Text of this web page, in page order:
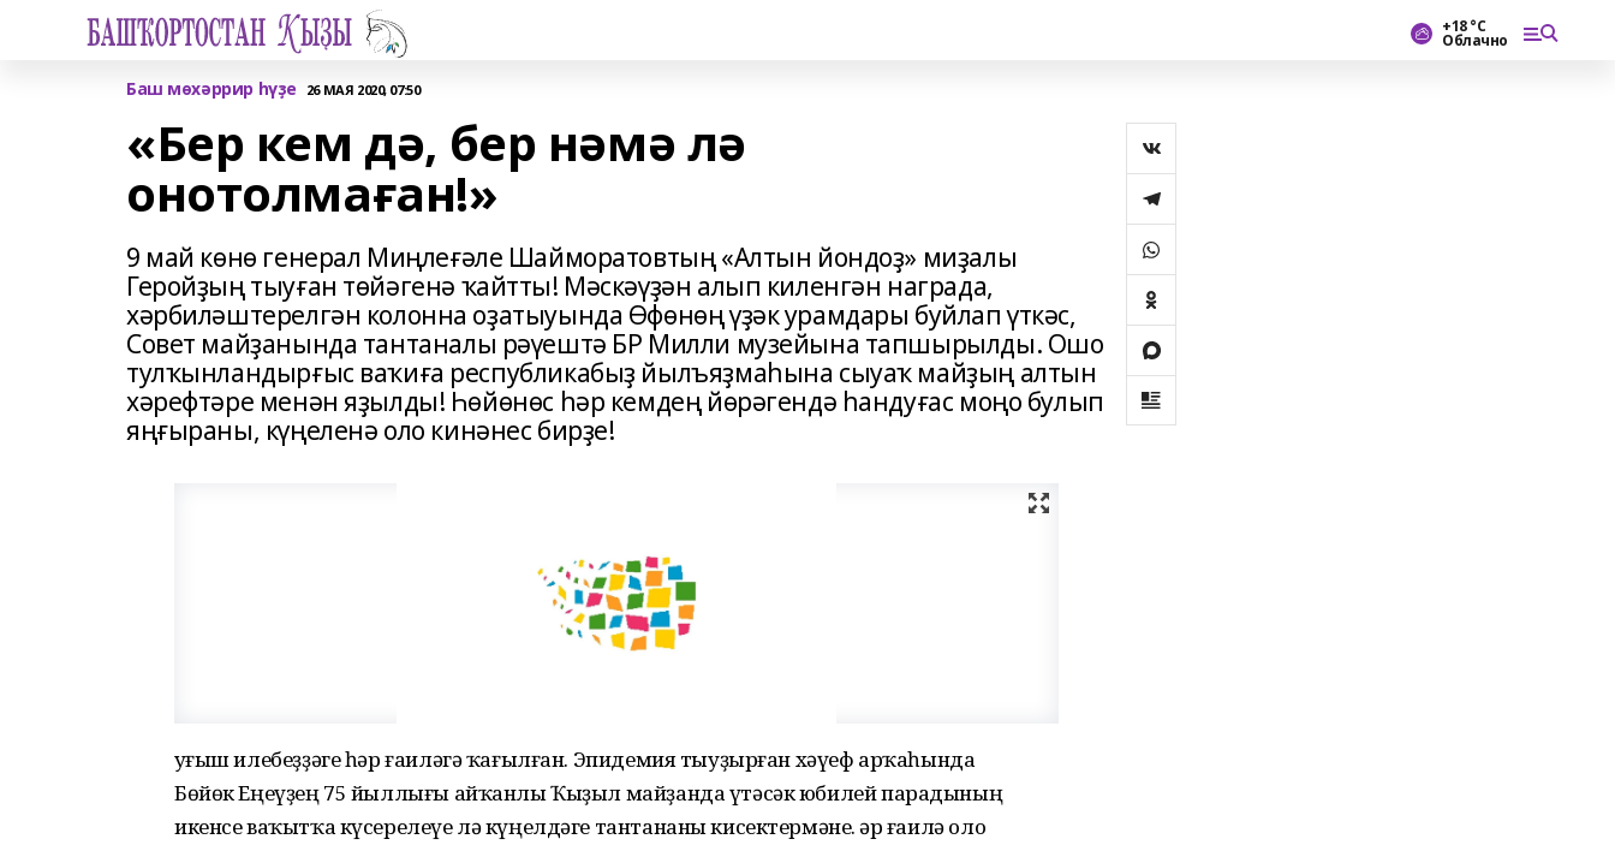
+18 °С
Облачно
Баш мөхәррир һүҙе 26 МАЯ 2020, 07:50
«Бер кем дә, бер нәмә лә
онотолмаған!»
9 май көнө генерал Миңлеғәле Шайморатовтың «Алтын йондоҙ» миҙалы
Геройҙың тыуған төйәгенә ҡайтты! Мәскәүҙән алып киленгән награда,
хәрбиләштерелгән колонна оҙатыуында Өфөнөң үҙәк урамдары буйлап үткәс,
Совет майҙанында тантаналы рәүештә БР Милли музейына тапшырылды. Ошо
тулҡынландырғыс ваҡиға республикабыҙ йылъяҙмаһына сыуаҡ майҙың алтын
хәрефтәре менән яҙылды! Һөйөнөс һәр кемдең йөрәгендә һандуғас моңо булып
яңғыраны, күңеленә оло кинәнес бирҙе!
Һуғыш илебеҙҙәге һәр ғаиләгә ҡағылған. Эпидемия тыуҙырған хәүеф арҡаһында
Бөйөк Еңеүҙең 75 йыллығы айҡанлы Ҡыҙыл майҙанда үтәсәк юбилей парадының
икенсе ваҡытҡа күсерелеүе лә күңелдәге тантананы кисектермәне. Һәр ғаилә оло